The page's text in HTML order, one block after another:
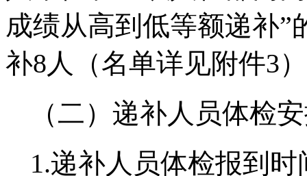
成绩从高到低等额递补
补8人（名单详见附件3
（二）递补人员体检
1.递补人员体检报到时